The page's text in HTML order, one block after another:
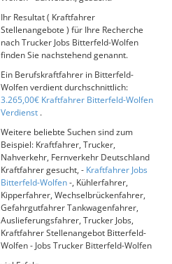
Ihr Resultat ( Kraftfahrer
Stellenangebote ) für Ihre Recherche
nach Trucker Jobs Bitterfeld-Wolfen
finden Sie nachstehend genannt.
Ein Berufskraftfahrer in Bitterfeld-
Wolfen verdient durchschnittlich:
3.265,00€ Kraftfahrer Bitterfeld-Wolfen
Verdienst .
Weitere beliebte Suchen sind zum
Beispiel: Kraftfahrer, Trucker,
Nahverkehr, Fernverkehr Deutschland
Kraftfahrer gesucht, - Kraftfahrer Jobs
Bitterfeld-Wolfen-, Kühlerfahrer,
Kipperfahrer, Wechselbrückenfahrer,
Gefahrgutfahrer Tankwagenfahrer,
Auslieferungsfahrer, Trucker Jobs,
Kraftfahrer Stellenangebot Bitterfeld-
Wolfen - Jobs Trucker Bitterfeld-Wolfen